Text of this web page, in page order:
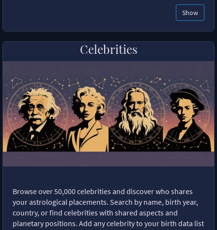
Show
Celebrities
Browse over 50,000 celebrities and discover who shares
your astrological placements. Search by name, birth year,
country, or find celebrities with shared aspects and
planetary positions. Add any celebrity to your birth data list